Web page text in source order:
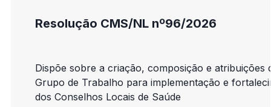
Resolução CMS/NL nº96/2026
Dispõe sobre a criação, composição e atribuições
Grupo de Trabalho para implementação e fortalecimentos
dos Conselhos Locais de Saúde